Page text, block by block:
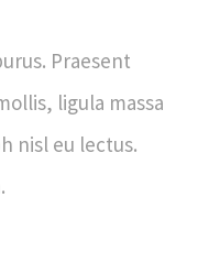
Praesent
ligula massa
nisl eu lectus.